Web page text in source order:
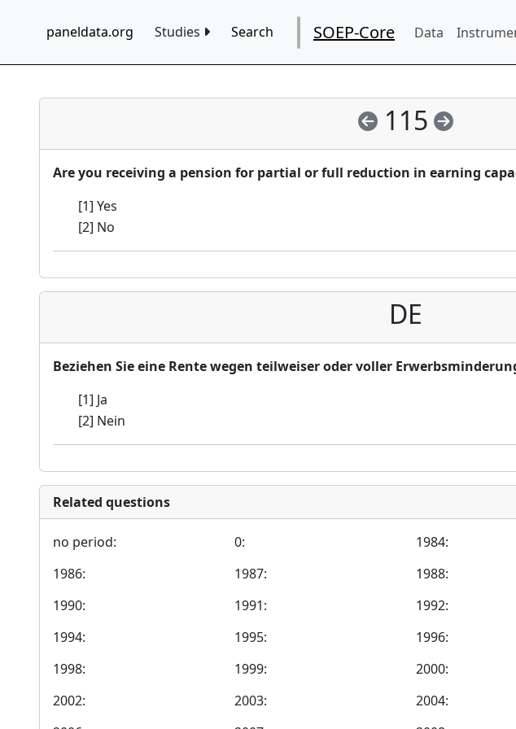
paneldata.org Studies Search SOEP-Core Data
115
Are you receiving a pension for partial or full reduction in earning
[1] Yes
[2] No
DE
Beziehen Sie eine Rente wegen teilweiser oder voller
[1] Ja
[2] Nein
Related questions
no period: 0: 1984:
1986:
1987: 1988:
1990:
1991: 1992:
1994:
1995: 1996:
1998:
1999: 2000:
2002:
2003: 2004: